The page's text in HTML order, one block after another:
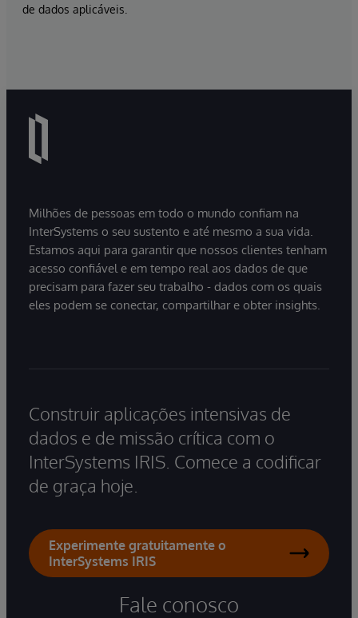
de dados aplicáveis.
Milhões de pessoas em todo o mundo confiam na
InterSystems o seu sustento e até mesmo a sua vida.
Estamos aqui para garantir que nossos clientes tenham
acesso confiável e em tempo real aos dados de que
precisam para fazer seu trabalho - dados com os quais
eles podem se conectar, compartilhar e obter insights.
Construir aplicações intensivas de
dados e de missão crítica com o
InterSystems IRIS. Comece a codificar
de graça hoje.
Experimente gratuitamente o
InterSystems IRIS
Fale conosco